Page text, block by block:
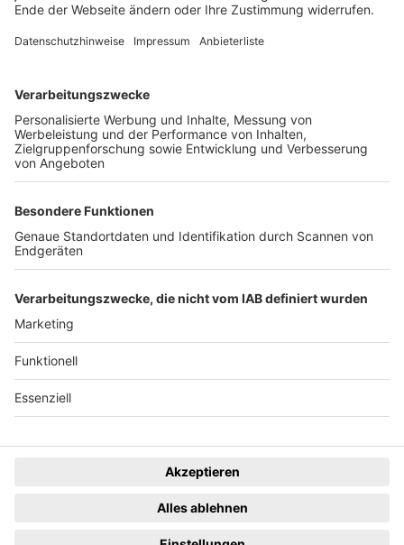
Freiburger Wochenbericht
Der Wochenbericht
wurde zum 31. Juli 2026
eingestellt.
News
Lokales
Sport
Ein Unternehmen der